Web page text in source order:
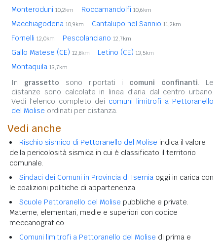
Monteroduni 10,2km Roccamandolfi 10,6km
Macchiagodena 10,9km Cantalupo nel Sannio 11,2km
Fornelli 12,0km Pescolanciano 12,7km
Gallo Matese (CE) 12,8km Letino (CE) 13,5km
Montaquila 13,7km
In grassetto sono riportati i comuni confinanti. Le
distanze sono calcolate in linea d'aria dal centro urbano.
Vedi l'elenco completo dei comuni limitrofi a Pettoranello
del Molise ordinati per distanza.
Vedi anche
Rischio sismico di Pettoranello del Molise indica il valore
della pericolosità sismica in cui è classificato il territorio
comunale.
Sindaci dei Comuni in Provincia di Isernia oggi in carica con
le coalizioni politiche di appartenenza.
Scuole Pettoranello del Molise pubbliche e private.
Materne, elementari, medie e superiori con codice
meccanografico.
Comuni limitrofi a Pettoranello del Molise di prima e